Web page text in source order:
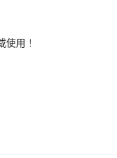
使用！